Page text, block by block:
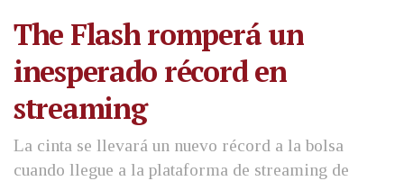
The Flash romperá un
inesperado récord en
streaming
La cinta se llevará un nuevo récord a la bolsa
cuando llegue a la plataforma de streaming de